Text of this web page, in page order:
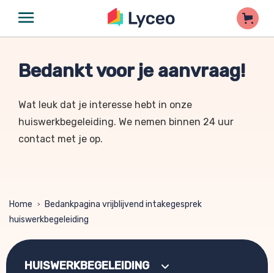
Bedankt voor je aanvraag!
Wat leuk dat je interesse hebt in onze
huiswerkbegeleiding. We nemen binnen 24 uur
contact met je op.
Home >
Bedankpagina vrijblijvend intakegesprek
huiswerkbegeleiding
HUISWERKBEGELEIDING